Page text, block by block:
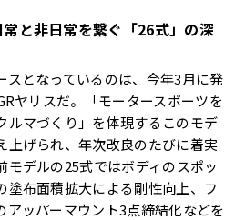
と非日常を繋ぐ「26式」の深
スとなっているのは、今年3月に発
ヤリスだ。「モータースポーツを
ルマづくり」を体現するこのモデ
上げられ、年次改良のたびに着実
モデルの25式ではボディのスポッ
塗布面積拡大による剛性向上、フ
アッパーマウント3点締結化などを